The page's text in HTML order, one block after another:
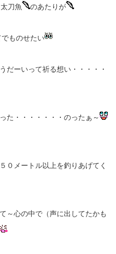
刀魚 のあたりが
ものせたい
だーいって祈る想い・・・・・
た・・・・・・・のったぁ～
０メートル以上を釣りあげてく
～心の中で（声に出してたかも